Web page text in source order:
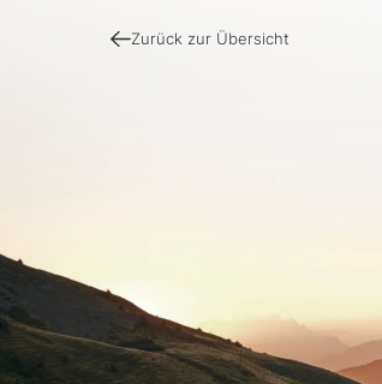
Zurück zur Übersicht